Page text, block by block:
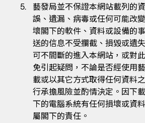
藝發局並不保證本網站載列的
誤、遺漏、病毒或任何可能改
壞閣下的軟件、資料或設備的
送的信息不受攔截、損毀或遺
可不間斷的進入本網站，或對
免引起疑問，不論是否經使用
載或以其它方式取得任何資料
行承擔風險並酌情決定。因下
下的電腦系統有任何損壞或資
屬閣下的責任。